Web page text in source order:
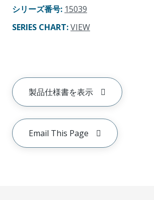
シリーズ番号: 15039
SERIES CHART:VIEW
製品仕様書を表示
Email This Page